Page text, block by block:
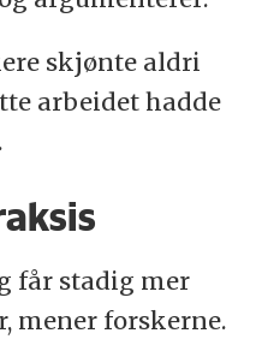
skjønte aldri
arbeidet hadde
får stadig mer
mener forskerne.